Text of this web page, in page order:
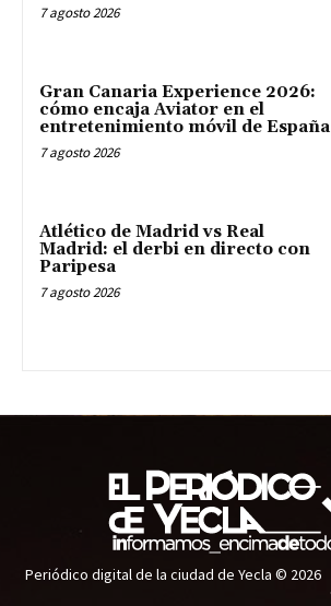
7 agosto 2026
Gran Canaria Experience 2026:
cómo encaja Aviator en el
entretenimiento móvil de España
7 agosto 2026
Atlético de Madrid vs Real
Madrid: el derbi en directo con
Paripesa
7 agosto 2026
Periódico digital de la ciudad de Yecla © 2026